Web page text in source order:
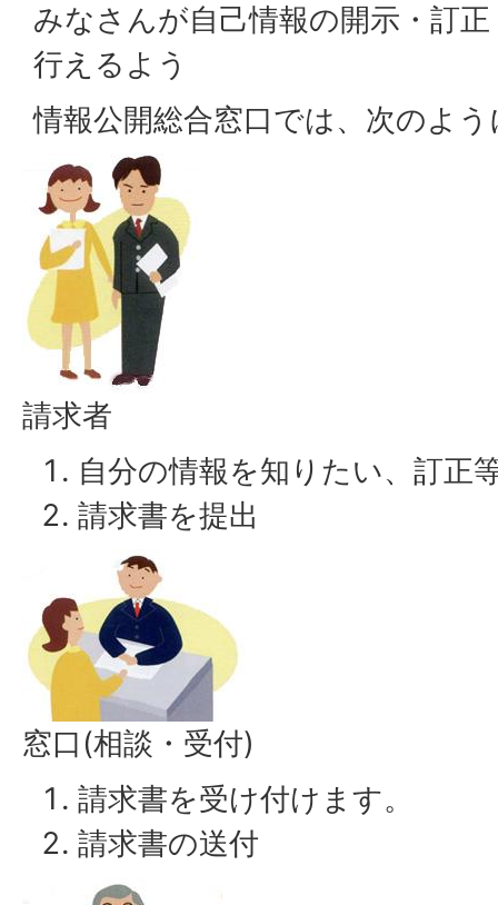
みなさんが自己情報の開示・訂
行えるよう
情報公開総合窓口では、次のよ
請求者
自分の情報を知りたい、訂正
請求書を提出
窓口(相談・受付)
請求書を受け付けます。
請求書の送付